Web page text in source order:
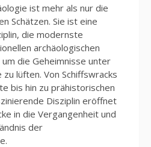
ist mehr als nur die
Schätzen. Sie ist eine
die modernste
archäologischen
die Geheimnisse unter
lüften. Von Schiffswracks
bis hin zu prähistorischen
Disziplin eröffnet
in die Vergangenheit und
der